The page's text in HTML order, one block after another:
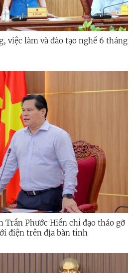
việc làm và đào tạo nghề 6 tháng
Trần Phước Hiền chỉ đạo tháo gỡ
điện trên địa bàn tỉnh